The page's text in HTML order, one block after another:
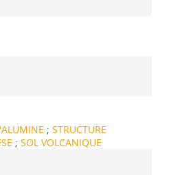
;STRUCTURE
;SOL VOLCANIQUE